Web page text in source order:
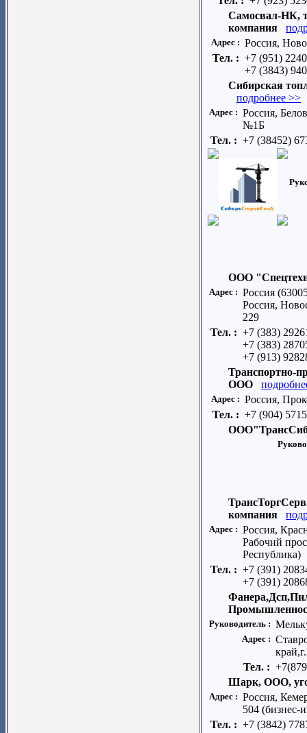
Самосвал-НК,
компания
Адрес : Россия,
Тел. : +7 (951)
+7 (3843)
Сибирская
подробнее >>
Адрес : Россия,
№1Б
Тел. : +7 (38452)
ООО
Адрес : Россия
Россия,
229
Тел. : +7 (383)
+7 (383)
+7 (913)
Транспортно-
ООО
Адрес : Россия,
Тел. : +7 (904)
компания
Адрес : Россия,
Рабочий
Республика)
Тел. : +7 (391)
+7 (391)
Руководитель :
Адрес :
Тел. :
Шарк, ООО,
Адрес : Россия,
504 (бизнес-
Тел. : +7 (3842)